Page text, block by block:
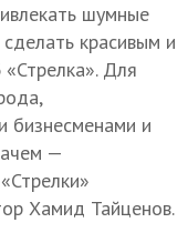
шумные
красивым и
Для
бизнесменами и
—
Хамид Тайценов.